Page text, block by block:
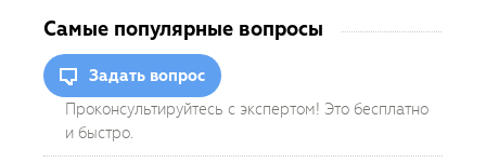
Самые популярные вопросы
Задать вопрос
Проконсультируйтесь с экспертом! Это бесплатно
и быстро.